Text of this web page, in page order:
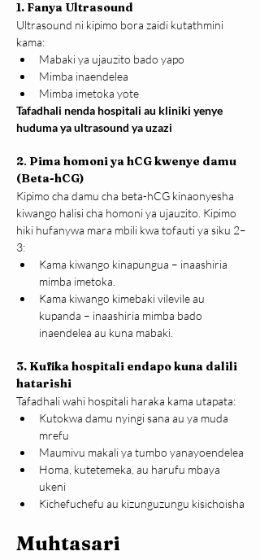
1. Fanya Ultrasound
Ultrasound ni kipimo bora zaidi kutathmini
kama:
Mabaki ya ujauzito bado yapo
Mimba inaendelea
Mimba imetoka yote
Tafadhali nenda hospitali au kliniki yenye
huduma ya ultrasound ya uzazi
2. Pima homoni ya hCG kwenye damu
(Beta-hCG)
Kipimo cha damu cha beta-hCG kinaonyesha
kiwango halisi cha homoni ya ujauzito. Kipimo
hiki hufanywa mara mbili kwa tofauti ya siku 2–
3:
Kama kiwango kinapungua – inaashiria
mimba imetoka.
Kama kiwango kimebaki vilevile au
kupanda – inaashiria mimba bado
inaendelea au kuna mabaki.
3. Kufika hospitali endapo kuna dalili
hatarishi
Tafadhali wahi hospitali haraka kama utapata:
Kutokwa damu nyingi sana au ya muda
mrefu
Maumivu makali ya tumbo yanayoendelea
Homa, kutetemeka, au harufu mbaya
ukeni
Kichefuchefu au kizunguzungu kisichoisha
Muhtasari